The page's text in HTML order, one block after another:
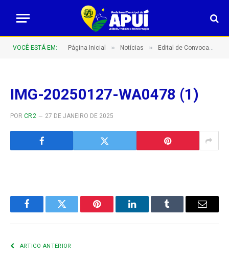
VOCÊ ESTÁ EM: Página Inicial » Notícias » Edital de Convocação de Posse Nº 002/2025 – Concurso Público Nº 001/2023
IMG-20250127-WA0478 (1)
POR CR2 27 DE JANEIRO DE 2025
FacebookTwitter Pinterest LinkedInTumblr
E-
ARTIGO ANTERIOR